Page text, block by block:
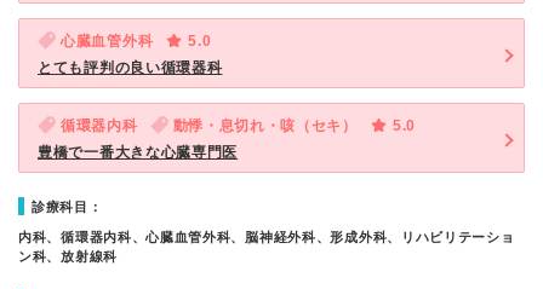
心臓血管外科
5.0
とても評判の良い循環器科
循環器内科 動悸・息切れ・咳（セキ）
5.0
豊橋で一番大きな心臓専門医
診療科目：
内科、循環器内科、心臓血管外科、脳神経外科、形成外科、リハビリテーショ
ン科、放射線科